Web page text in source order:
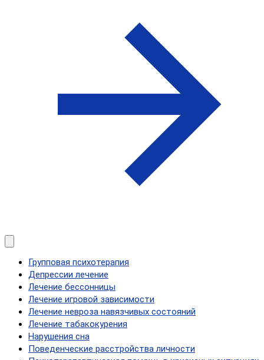
Групповая психотерапия
Депрессии лечение
Лечение бессонницы
Лечение игровой зависимости
Лечение невроза навязчивых состояний
Лечение табакокурения
Нарушения сна
Поведенческие расстройства личности